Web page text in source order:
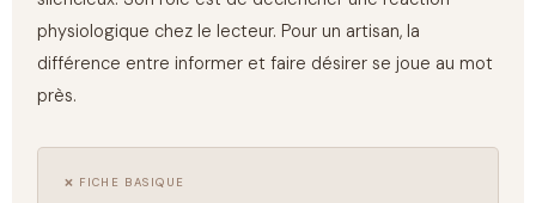
physiologique chez le lecteur. Pour un artisan, la
différence entre informer et faire désirer se joue au mot
près.
❌ FICHE BASIQUE